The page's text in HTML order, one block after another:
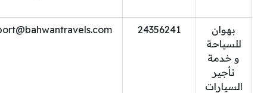
بهوان
للسياحة
و خدمة
تأجير
السيارات
24356241